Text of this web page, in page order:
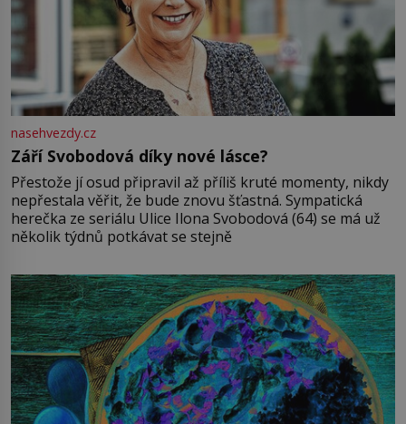
nasehvezdy.cz
Září Svobodová díky nové lásce?
Přestože jí osud připravil až příliš kruté momenty, nikdy
nepřestala věřit, že bude znovu šťastná. Sympatická
herečka ze seriálu Ulice Ilona Svobodová (64) se má už
několik týdnů potkávat se stejně